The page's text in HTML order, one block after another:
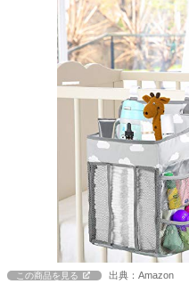
この商品を見る 出典：Amazon